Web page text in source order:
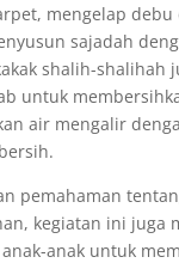
mengelap
sajadah
shalih-shalihah
untuk
air mengalir
pemahaman
kegiatan ini juga
anak untuk